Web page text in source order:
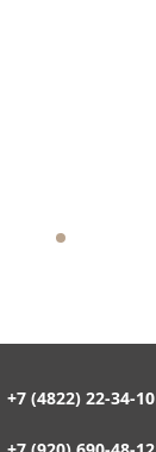
+7 (4822) 22-34-10